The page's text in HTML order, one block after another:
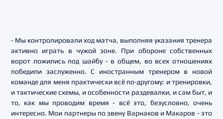
- Мы контролировали ход матча, выполняя указания тренера
активно играть в чужой зоне. При обороне собственных
ворот ложились под шайбу - в общем, во всех отношениях
победили заслуженно. С иностранным тренером в новой
команде для меня практически всё по-другому: и тренировки,
и тактические схемы, и особенности раздевалки, и сам быт, и
то, как мы проводим время - всё это, безусловно, очень
интересно. Мои партнеры по звену Варнаков и Макаров - это